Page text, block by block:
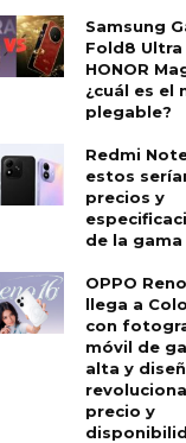
Samsung
Fold8 Ultra
HONOR
¿cuál es el
plegable?
Redmi
estos
precios y
de la gama
OPPO
llega a
con
móvil de
alta y
precio y